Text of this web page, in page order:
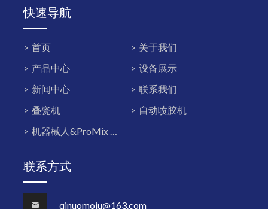
快速导航
首页
关于我们
产品中心
设备展示
新闻中心
联系我们
叠瓷机
自动喷胶机
联系方式
qinuomoju@163.com